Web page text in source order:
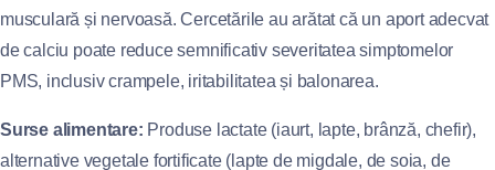
musculară și nervoasă. Cercetările au arătat că un aport adecvat
de calciu poate reduce semnificativ severitatea simptomelor
PMS, inclusiv crampele, iritabilitatea și balonarea.
Surse alimentare: Produse lactate (iaurt, lapte, brânză, chefir),
alternative vegetale fortificate (lapte de migdale, de soia, de